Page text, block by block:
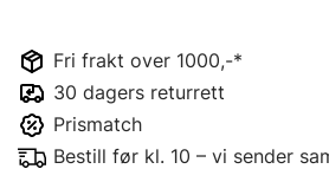
Fri frakt over 1000,-*
30 dagers returrett
Prismatch
Bestill før kl. 10 – vi sender